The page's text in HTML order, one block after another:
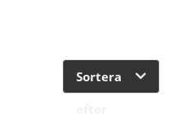
Sortera